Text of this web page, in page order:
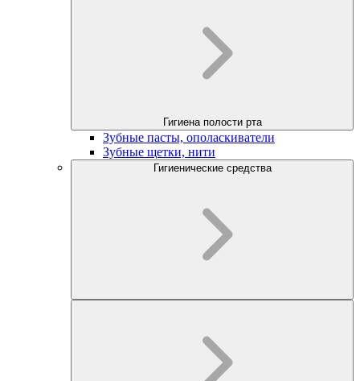
Гигиена полости рта
Зубные пасты, ополаскиватели
Зубные щетки, нити
Гигиенические средства